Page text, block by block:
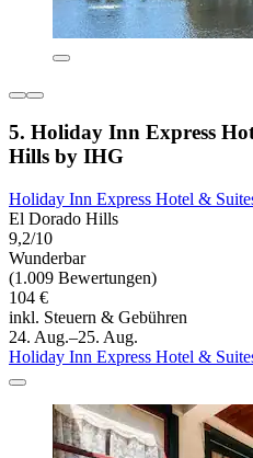
5. Holiday Inn Express
Hills by IHG
Holiday Inn Express Hotel &
El Dorado Hills
9,2/10
Wunderbar
(1.009 Bewertungen)
104 €
inkl. Steuern & Gebühren
24. Aug.–25. Aug.
Holiday Inn Express Hotel &